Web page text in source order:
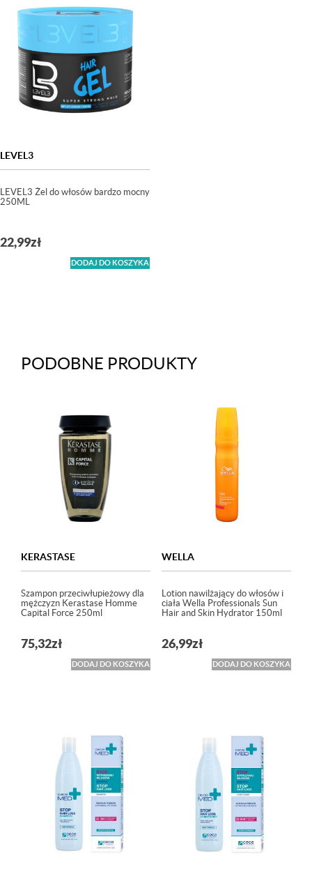
LEVEL3
LEVEL3 Żel do włosów bardzo mocny
250ML
22,99zł
DODAJ DO KOSZYKA
PODOBNE PRODUKTY
KERASTASE
Szampon przeciwłupieżowy dla
mężczyzn Kerastase Homme
Capital Force 250ml
75,32zł
DODAJ DO KOSZYKA
WELLA
Lotion nawilżający do włosów i
ciała Wella Professionals Sun
Hair and Skin Hydrator 150ml
26,99zł
DODAJ DO KOSZYKA